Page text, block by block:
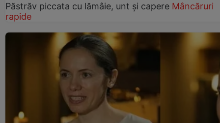
Păstrăv piccata cu lămâie, unt și capere Mâncăruri
rapide